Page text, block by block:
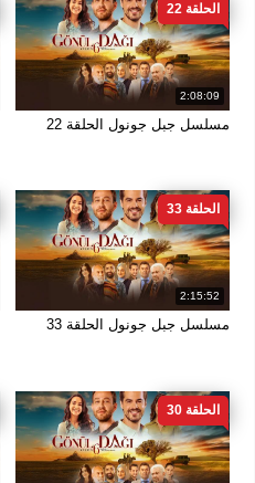
2:08:09
الحلقة 22
مسلسل جبل جونول الحلقة 22
2:15:52
الحلقة 33
مسلسل جبل جونول الحلقة 33
الحلقة 30